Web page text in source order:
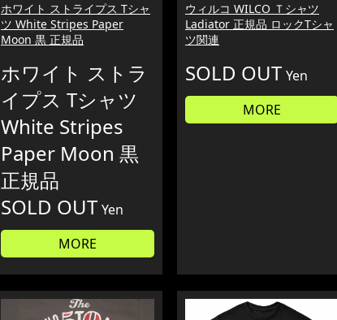
ホワイト ストライプス Tシャ
ツ White Stripes Paper
Moon 黒 正規品
ホワイト ストラ
イプス Tシャツ
White Stripes
Paper Moon 黒
正規品
SOLD OUT Yen
MORE
ウィルコ WILCO Ｔシャツ
Ladiator 正規品 ロックTシャ
ツ関連
SOLD OUT Yen
MORE